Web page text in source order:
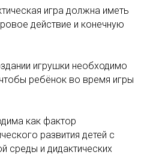
игра должна иметь
действие и конечную
игрушки необходимо
ребёнок во время игры
как фактор
развития детей с
и дидактических